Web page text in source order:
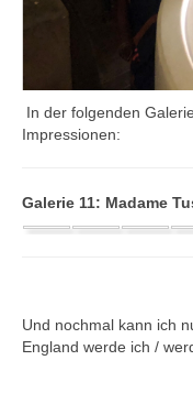
In der folgenden
Impressionen:
Galerie 11: Madame
Und nochmal kann ich
England werde ich /